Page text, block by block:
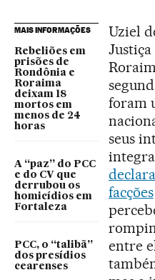
MAIS INFORMAÇÕES
Rebeliões em
prisões de
Rondônia e
Roraima
deixam 18
mortos em
menos de 24
horas
A “paz” do PCC
e do CV que
derrubou os
homicídios em
Fortaleza
PCC, o “talibã”
dos presídios
cearenses
Uziel
foram
seus
facções
entre